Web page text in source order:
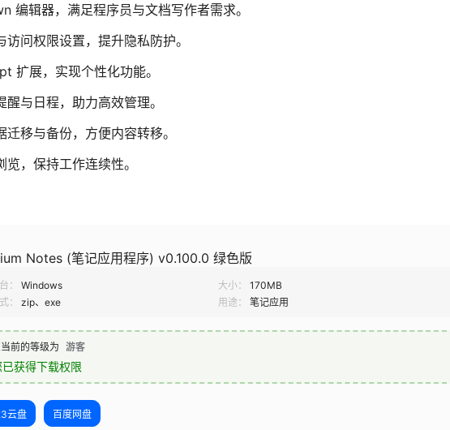
辑器，满足程序员与文档写作者需求。
问权限设置，提升隐私防护。
扩展，实现个性化功能。
与日程，助力高效管理。
移与备份，方便内容转移。
，保持工作连续性。
Notes (笔记应用程序) v0.100.0 绿色版
： Windows 大小：
170MB
：
zip、exe 用途： 笔记应用
前的等级为 游客
已获得下载权限
云盘 百度网盘